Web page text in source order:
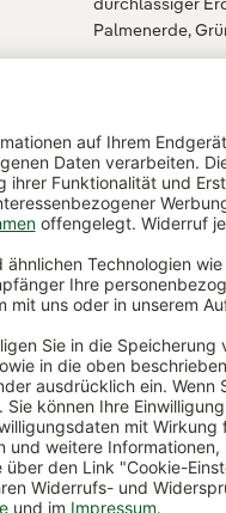
Palmenerde,
Wintergarten, im
für Balkon und
mäßig